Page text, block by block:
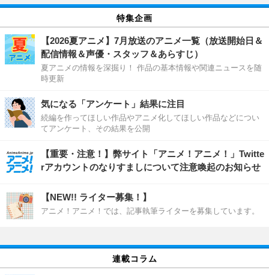
特集企画
【2026夏アニメ】7月放送のアニメ一覧（放送開始日＆
配信情報＆声優・スタッフ＆あらすじ）
夏アニメの情報を深掘り！ 作品の基本情報や関連ニュースを随
時更新
気になる「アンケート」結果に注目
続編を作ってほしい作品やアニメ化してほしい作品などについ
てアンケート、その結果を公開
【重要・注意！】弊サイト「アニメ！アニメ！」Twitte
rアカウントのなりすましについて注意喚起のお知らせ
【NEW!! ライター募集！】
アニメ！アニメ！では、記事執筆ライターを募集しています。
連載コラム